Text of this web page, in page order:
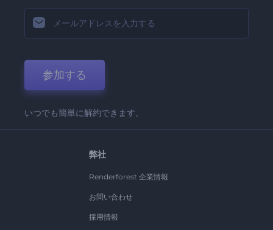
参加する
いつでも簡単に解約できます。
弊社
Renderforest 企業情報
お問い合わせ
採用情報